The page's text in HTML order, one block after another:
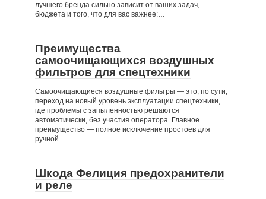
лучшего бренда сильно зависит от ваших задач,
бюджета и того, что для вас важнее:…
Преимущества
самоочищающихся воздушных
фильтров для спецтехники
Самоочищающиеся воздушные фильтры — это, по сути,
переход на новый уровень эксплуатации спецтехники,
где проблемы с запыленностью решаются
автоматически, без участия оператора. Главное
преимущество — полное исключение простоев для
ручной…
Шкода Фелиция предохранители
и реле